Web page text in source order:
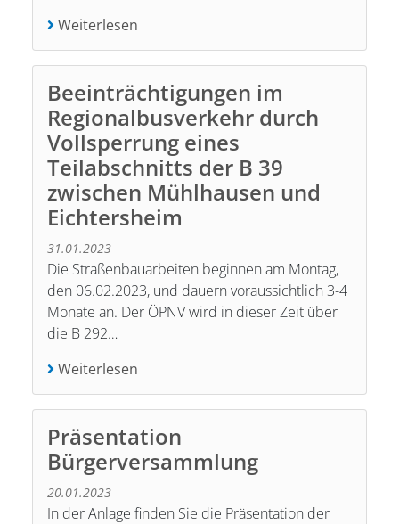
Weiterlesen
Beeinträchtigungen im
Regionalbusverkehr durch
Vollsperrung eines
Teilabschnitts der B 39
zwischen Mühlhausen und
Eichtersheim
31.01.2023
Die Straßenbauarbeiten beginnen am Montag,
den 06.02.2023, und dauern voraussichtlich 3-4
Monate an. Der ÖPNV wird in dieser Zeit über
die B 292…
Weiterlesen
Präsentation
Bürgerversammlung
20.01.2023
In der Anlage finden Sie die Präsentation der